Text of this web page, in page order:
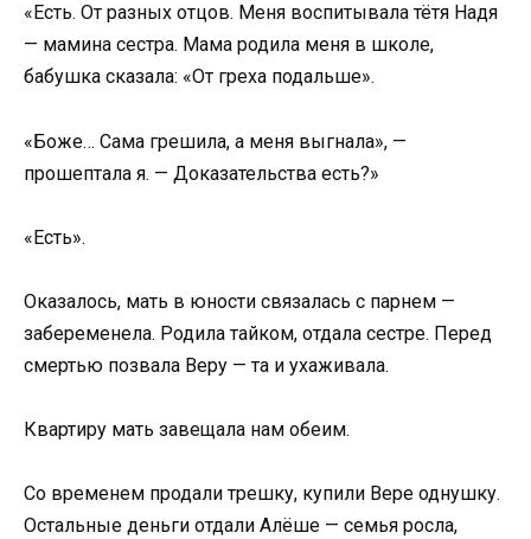
«Есть. От разных отцов. Меня воспитывала тётя Надя
— мамина сестра. Мама родила меня в школе,
бабушка сказала: «От греха подальше».
«Боже… Сама грешила, а меня выгнала», —
прошептала я. — Доказательства есть?»
«Есть».
Оказалось, мать в юности связалась с парнем —
забеременела. Родила тайком, отдала сестре. Перед
смертью позвала Веру — та и ухаживала.
Квартиру мать завещала нам обеим.
Со временем продали трешку, купили Вере однушку.
Остальные деньги отдали Алёше — семья росла,